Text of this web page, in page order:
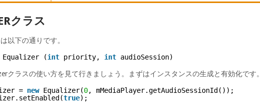
クラス
以下の通りです。
Equalizer (int priority, int audioSession)
クラスの使い方を見て行きましょう。まずはインスタンスの生成と有効化です。
= new Equalizer(0, mMediaPlayer.getAudioSessionId());
true);